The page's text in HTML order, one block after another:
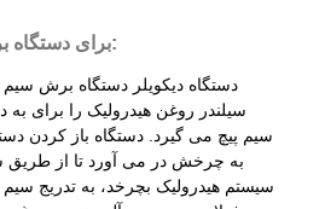
Decoiler برای دستگاه برش فلز:
دستگاه دیکویلر دستگاه برش
سیلندر روغن هیدرولیک را برای
سیم پیچ می گیرد. دستگاه باز کردن
به چرخش در می آورد تا از طریق
سیستم هیدرولیک بچرخد، به تدریج سیم